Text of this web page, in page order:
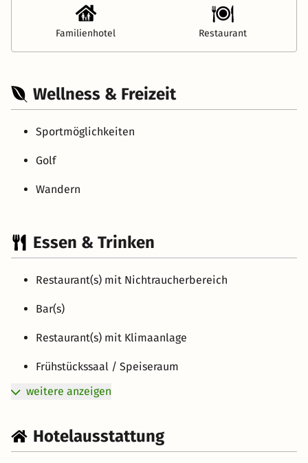
Familienhotel Restaurant
Wellness & Freizeit
Sportmöglichkeiten
Golf
Wandern
Essen & Trinken
Restaurant(s) mit Nichtraucherbereich
Bar(s)
Restaurant(s) mit Klimaanlage
Frühstückssaal / Speiseraum
weitere anzeigen
Hotelausstattung